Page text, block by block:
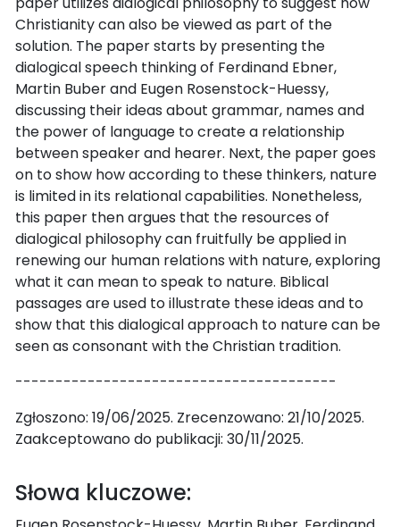
Christianity can also be viewed as part of the
solution. The paper starts by presenting the
dialogical speech thinking of Ferdinand Ebner,
Martin Buber and Eugen Rosenstock-Huessy,
discussing their ideas about grammar, names and
the power of language to create a relationship
between speaker and hearer. Next, the paper goes
on to show how according to these thinkers, nature
is limited in its relational capabilities. Nonetheless,
this paper then argues that the resources of
dialogical philosophy can fruitfully be applied in
renewing our human relations with nature, exploring
what it can mean to speak to nature. Biblical
passages are used to illustrate these ideas and to
show that this dialogical approach to nature can be
seen as consonant with the Christian tradition.
----------------------------------------
Zgłoszono: 19/06/2025. Zrecenzowano: 21/10/2025.
Zaakceptowano do publikacji: 30/11/2025.
Słowa kluczowe: